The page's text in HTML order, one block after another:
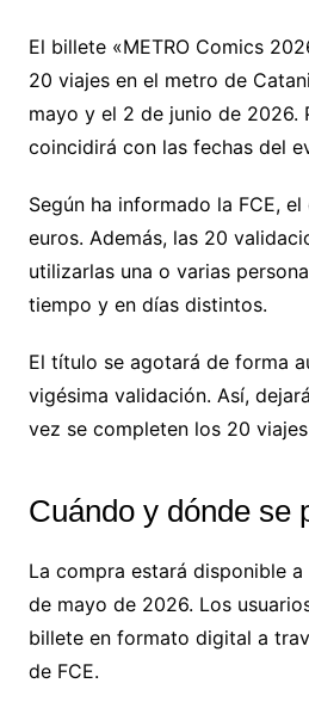
El billete «METRO Comics
20 viajes en el metro de
mayo y el 2 de junio de 2026.
coincidirá con las fechas del
Según ha informado la FCE,
euros. Además, las 20
utilizarlas una o varias
tiempo y en días distintos.
El título se agotará de forma
vigésima validación. Así,
vez se completen los 20
Cuándo y dónde se
La compra estará disponible
de mayo de 2026. Los
billete en formato digital a
de FCE.